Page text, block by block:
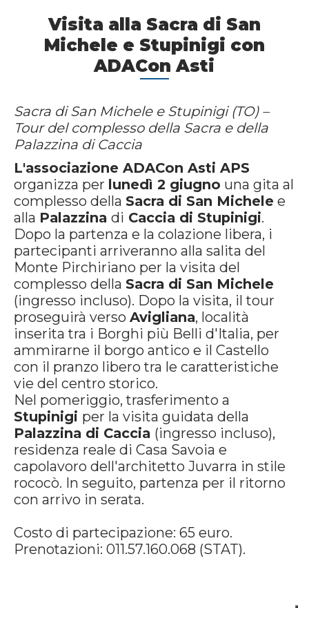
Visita alla Sacra di San
Michele e Stupinigi con
ADACon Asti
Sacra di San Michele e Stupinigi (TO) –
Tour del complesso della Sacra e della
Palazzina di Caccia
L'associazione ADACon Asti APS
organizza per lunedì 2 giugno una gita al
complesso della Sacra di San Michele e
alla Palazzina di Caccia di Stupinigi.
Dopo la partenza e la colazione libera, i
partecipanti arriveranno alla salita del
Monte Pirchiriano per la visita del
complesso della Sacra di San Michele
(ingresso incluso). Dopo la visita, il tour
proseguirà verso Avigliana, località
inserita tra i Borghi più Belli d'Italia, per
ammirarne il borgo antico e il Castello
con il pranzo libero tra le caratteristiche
vie del centro storico.
Nel pomeriggio, trasferimento a
Stupinigi per la visita guidata della
Palazzina di Caccia (ingresso incluso),
residenza reale di Casa Savoia e
capolavoro dell'architetto Juvarra in stile
rococò. In seguito, partenza per il ritorno
con arrivo in serata.
Costo di partecipazione: 65 euro.
Prenotazioni: 011.57.160.068 (STAT).